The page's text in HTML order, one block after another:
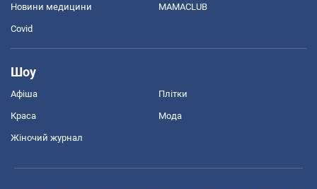
Новини медицини MAMACLUB
Covid
Шоу
Афіша Плітки
Краса Мода
Жіночий журнал